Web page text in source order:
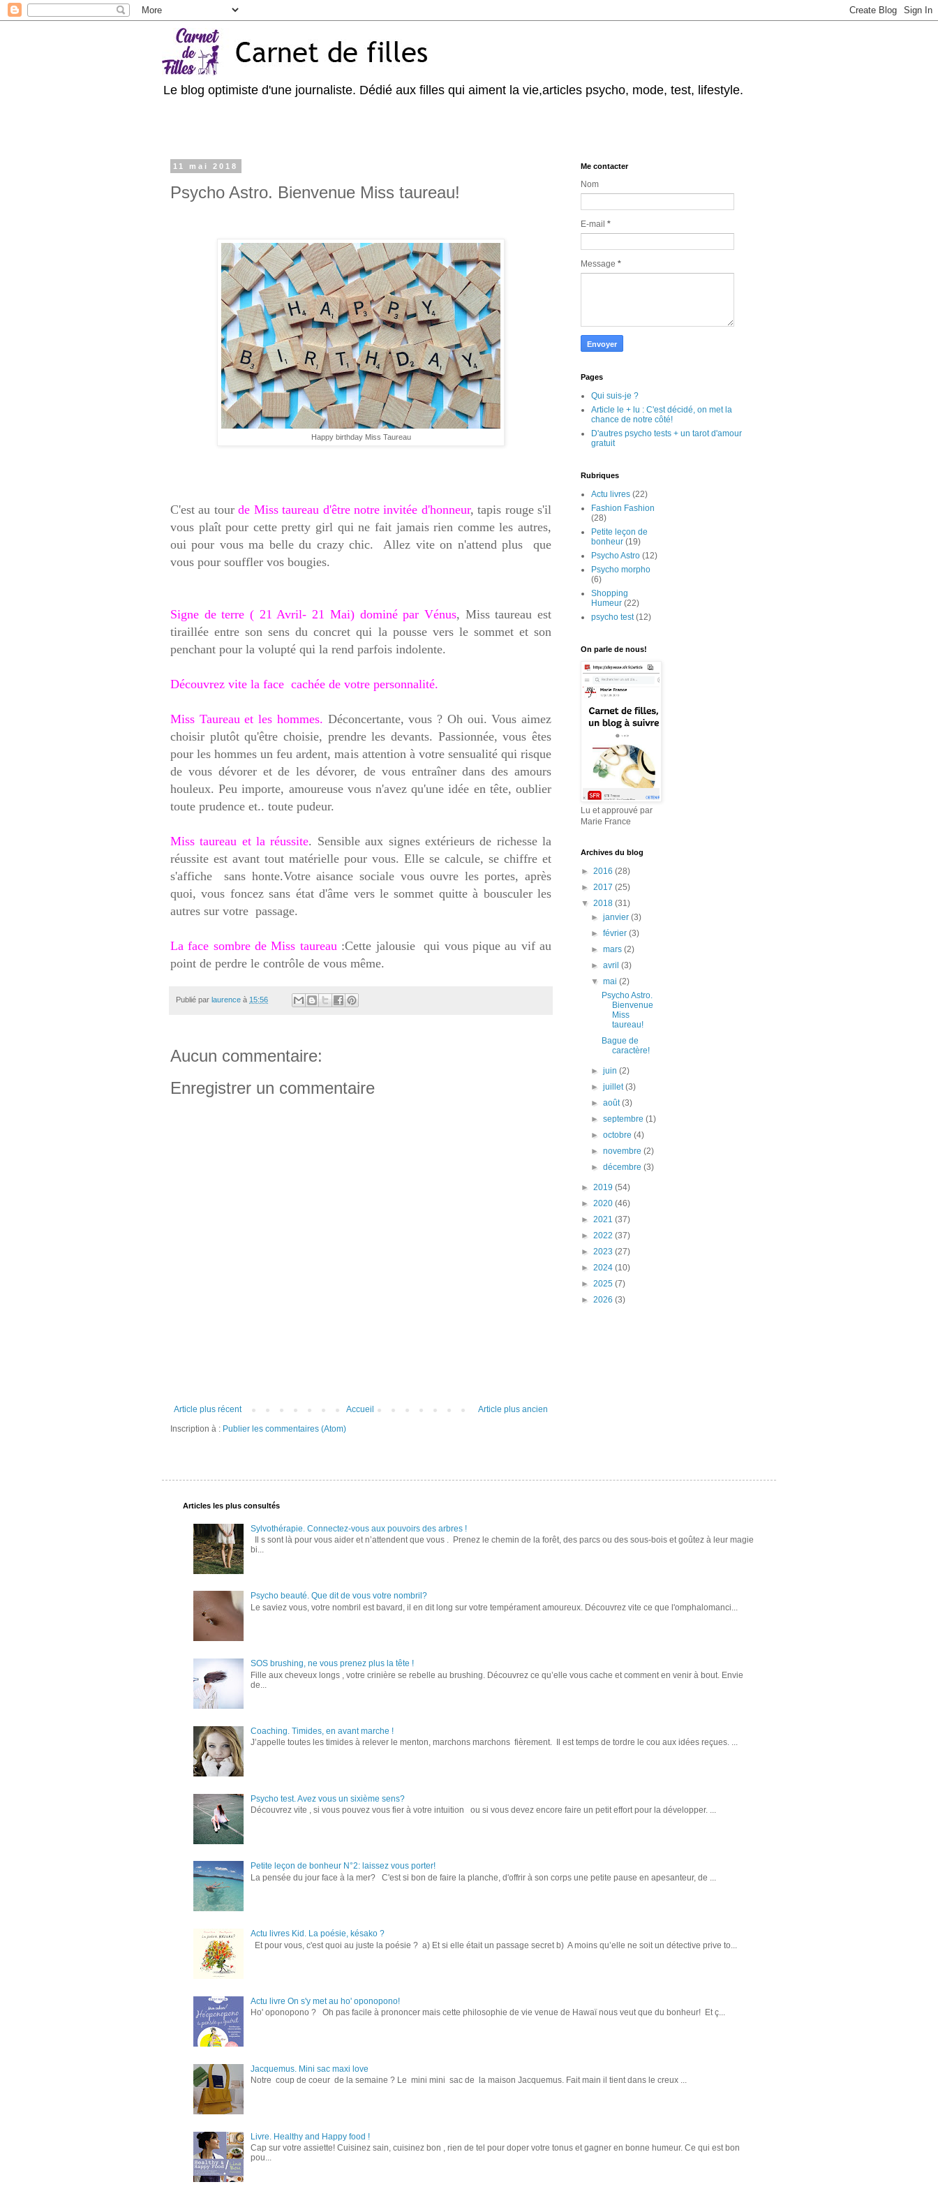
Le blog optimiste d'une journaliste. Dédié aux filles qui aiment la vie,articles psycho, mode, test, lifestyle.
11 mai 2018
Psycho Astro. Bienvenue Miss taureau!
Happy birthday Miss Taureau
C'est au tourde Miss taureau d'être notre invitée d'honneur, tapis rouge s'il
vous plaît pour cette pretty girl qui ne fait jamais rien comme les autres,
oui pour vous ma belle du crazy chic. Allez vite on n'attend plus que
vous pour souffler vos bougies.
Signe de terre ( 21 Avril- 21 Mai) dominé par Vénus, Miss taureau est
tiraillée entre son sens du concret qui la pousse vers le sommet et son
penchant pour la volupté qui la rend parfois indolente.
Découvrez vite la face cachée de votre personnalité.
Miss Taureau et les hommes. Déconcertante, vous ? Oh oui. Vous aimez
choisir plutôt qu'être choisie, prendre les devants. Passionnée, vous êtes
pour les hommes un feu ardent, mais attention à votre sensualité qui risque
de vous dévorer et de les dévorer, de vous entraîner dans des amours
houleux. Peu importe, amoureuse vous n'avez qu'une idée en tête, oublier
toute prudence et.. toute pudeur.
Miss taureau et la réussite. Sensible aux signes extérieurs de richesse la
réussite est avant tout matérielle pour vous. Elle se calcule, se chiffre et
s'affiche sans honte.Votre aisance sociale vous ouvre les portes, après
quoi, vous foncez sans état d'âme vers le sommet quitte à bousculer les
autres sur votre passage.
La face sombre de Miss taureau :Cette jalousie qui vous pique au vif au
point de perdre le contrôle de vous même.
Publié par laurence à 15:56
Aucun commentaire:
Enregistrer un commentaire
Article plus récent Article plus ancien
Accueil
Inscription à : Publier les commentaires (Atom)
Me contacter
Nom
E-mail *
Message *
Pages
Qui suis-je ?
Article le + lu : C'est décidé, on met la
chance de notre côté!
D'autres psycho tests + un tarot d'amour
gratuit
Rubriques
Actu livres (22)
Fashion Fashion
(28)
Petite leçon de
bonheur (19)
Psycho Astro (12)
Psycho morpho
(6)
Shopping
Humeur (22)
psycho test (12)
On parle de nous!
Lu et approuvé par
Marie France
Archives du blog
► 2016 (28)
► 2017 (25)
▼ 2018 (31)
►janvier(3)
►février(3)
►mars(2)
►avril(3)
▼mai(2)
Psycho Astro.
Bienvenue
Miss
taureau!
Bague de
caractère!
►juin(2)
►juillet(3)
►août(3)
►septembre(1)
►octobre(4)
►novembre(2)
►décembre(3)
► 2019 (54)
► 2020 (46)
► 2021 (37)
► 2022 (37)
► 2023 (27)
► 2024 (10)
► 2025 (7)
► 2026 (3)
Articles les plus consultés
Sylvothérapie. Connectez-vous aux pouvoirs des arbres !
Il s sont là pour vous aider et n’attendent que vous . Prenez le chemin de la forêt, des parcs ou des sous-bois et goûtez à leur magie
bi...
Psycho beauté. Que dit de vous votre nombril?
Le saviez vous, votre nombril est bavard, il en dit long sur votre tempérament amoureux. Découvrez vite ce que l'omphalomanci...
SOS brushing, ne vous prenez plus la tête !
Fille aux cheveux longs , votre crinière se rebelle au brushing. Découvrez ce qu’elle vous cache et comment en venir à bout. Envie
de...
Coaching. Timides, en avant marche !
J’appelle toutes les timides à relever le menton, marchons marchons fièrement. Il est temps de tordre le cou aux idées reçues. ...
Psycho test. Avez vous un sixième sens?
Découvrez vite , si vous pouvez vous fier à votre intuition ou si vous devez encore faire un petit effort pour la développer. ...
Petite leçon de bonheur N°2: laissez vous porter!
La pensée du jour face à la mer? C'est si bon de faire la planche, d'offrir à son corps une petite pause en apesanteur, de ...
Actu livres Kid. La poésie, késako ?
Et pour vous, c'est quoi au juste la poésie ? a) Et si elle était un passage secret b) A moins qu’elle ne soit un détective prive to...
Actu livre On s'y met au ho' oponopono!
Ho' oponopono ? Oh pas facile à prononcer mais cette philosophie de vie venue de Hawaï nous veut que du bonheur! Et ç...
Jacquemus. Mini sac maxi love
Notre coup de coeur de la semaine ? Le mini mini sac de la maison Jacquemus. Fait main il tient dans le creux ...
Livre. Healthy and Happy food !
Cap sur votre assiette! Cuisinez sain, cuisinez bon , rien de tel pour doper votre tonus et gagner en bonne humeur. Ce qui est bon
pou...